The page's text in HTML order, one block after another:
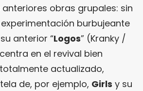
obras grupales: sin
burbujeante
anterior “Logos” (Kranky /
en el revival bien
actualizado,
de, por ejemplo, Girls y su